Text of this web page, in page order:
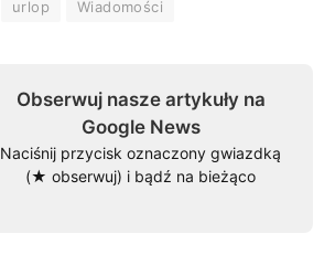
urlop Wiadomości
Obserwuj nasze artykuły na
Google News
Naciśnij przycisk oznaczony gwiazdką
(★ obserwuj) i bądź na bieżąco